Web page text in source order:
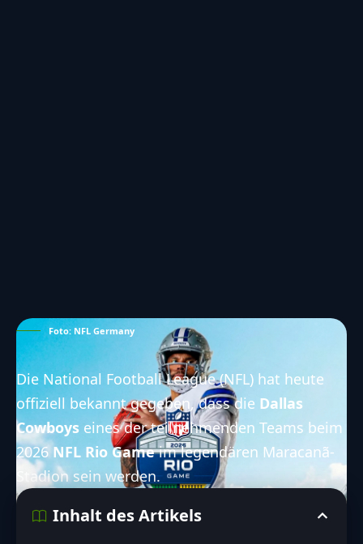
Foto: NFL Germany
Die National Football League (NFL) hat heute
offiziell bekannt gegeben, dass die Dallas
Cowboys eines der teilnehmenden Teams beim
2026 NFL Rio Gameim legendären Maracanã-
Stadion sein werden.
Inhalt des Artikels